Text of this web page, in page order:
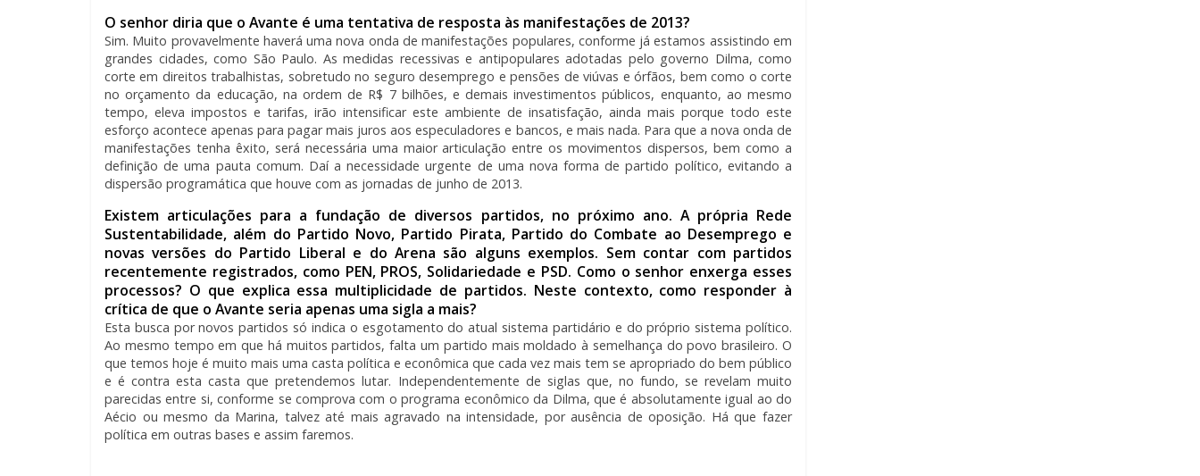
O senhor diria que o Avante é uma tentativa de resposta às manifestações de 2013?
Sim. Muito provavelmente haverá uma nova onda de manifestações populares, conforme já estamos assistindo em
grandes cidades, como São Paulo. As medidas recessivas e antipopulares adotadas pelo governo Dilma, como
corte em direitos trabalhistas, sobretudo no seguro desemprego e pensões de viúvas e órfãos, bem como o corte
no orçamento da educação, na ordem de R$ 7 bilhões, e demais investimentos públicos, enquanto, ao mesmo
tempo, eleva impostos e tarifas, irão intensificar este ambiente de insatisfação, ainda mais porque todo este
esforço acontece apenas para pagar mais juros aos especuladores e bancos, e mais nada. Para que a nova onda de
manifestações tenha êxito, será necessária uma maior articulação entre os movimentos dispersos, bem como a
definição de uma pauta comum. Daí a necessidade urgente de uma nova forma de partido político, evitando a
dispersão programática que houve com as jornadas de junho de 2013.
Existem articulações para a fundação de diversos partidos, no próximo ano. A própria Rede
Sustentabilidade, além do Partido Novo, Partido Pirata, Partido do Combate ao Desemprego e
novas versões do Partido Liberal e do Arena são alguns exemplos. Sem contar com partidos
recentemente registrados, como PEN, PROS, Solidariedade e PSD. Como o senhor enxerga esses
processos? O que explica essa multiplicidade de partidos. Neste contexto, como responder à
crítica de que o Avante seria apenas uma sigla a mais?
Esta busca por novos partidos só indica o esgotamento do atual sistema partidário e do próprio sistema político.
Ao mesmo tempo em que há muitos partidos, falta um partido mais moldado à semelhança do povo brasileiro. O
que temos hoje é muito mais uma casta política e econômica que cada vez mais tem se apropriado do bem público
e é contra esta casta que pretendemos lutar. Independentemente de siglas que, no fundo, se revelam muito
parecidas entre si, conforme se comprova com o programa econômico da Dilma, que é absolutamente igual ao do
Aécio ou mesmo da Marina, talvez até mais agravado na intensidade, por ausência de oposição. Há que fazer
política em outras bases e assim faremos.